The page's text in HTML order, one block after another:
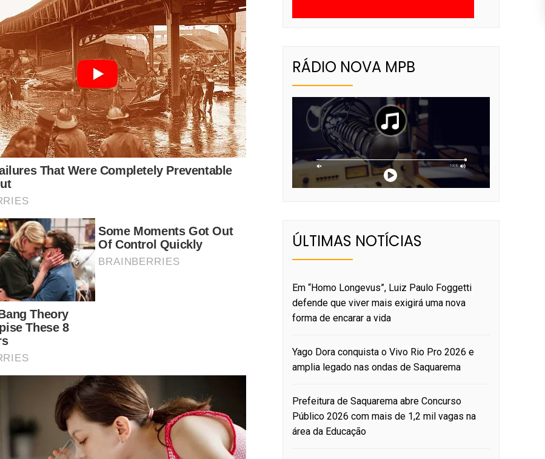
RÁDIO NOVA MPB
ÚLTIMAS NOTÍCIAS
Em “Homo Longevus”, Luiz Paulo Foggetti
defende que viver mais exigirá uma nova
forma de encarar a vida
Yago Dora conquista o Vivo Rio Pro 2026 e
amplia legado nas ondas de Saquarema
Prefeitura de Saquarema abre Concurso
Público 2026 com mais de 1,2 mil vagas na
área da Educação